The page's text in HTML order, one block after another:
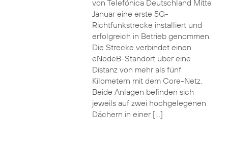
von Telefónica Deutschland Mitte
Januar eine erste 5G-
Richtfunkstrecke installiert und
erfolgreich in Betrieb genommen.
Die Strecke verbindet einen
eNodeB-Standort über eine
Distanz von mehr als fünf
Kilometern mit dem Core-Netz.
Beide Anlagen befinden sich
jeweils auf zwei hochgelegenen
Dächern in einer […]